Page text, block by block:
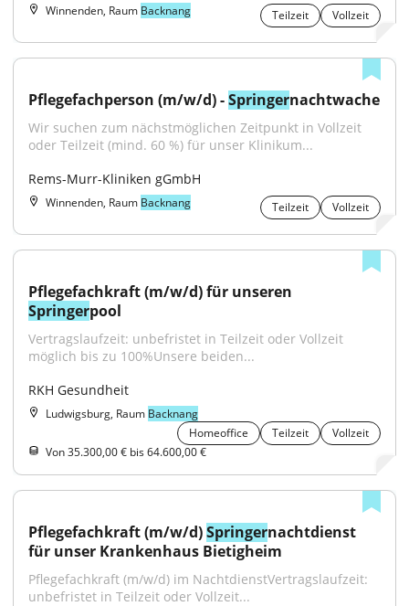
Winnenden, Raum Backnang Teilzeit Vollzeit
Pflegefachperson (m/w/d) - Springernachtwache
Wir suchen zum nächstmöglichen Zeitpunkt in Vollzeit
oder Teilzeit (mind. 60 %) für unser Klinikum...
Rems-Murr-Kliniken gGmbH
Winnenden, Raum Backnang Teilzeit Vollzeit
Springerpool
Vertragslaufzeit: unbefristet in Teilzeit oder Vollzeit
möglich bis zu 100%Unsere beiden...
RKH Gesundheit
Ludwigsburg, Raum Backnang
Homeoffice
Teilzeit
Vollzeit
Von 35.300,00 € bis 64.600,00 €
Pflegefachkraft (m/w/d) Springernachtdienst
für unser Krankenhaus Bietigheim
Pflegefachkraft (m/w/d) im NachtdienstVertragslaufzeit:
unbefristet in Teilzeit oder Vollzeit...